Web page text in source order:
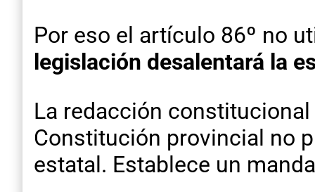
Por eso el artículo 86º no
legislación desalentará la
La redacción
Constitución provincial no
estatal. Establece un